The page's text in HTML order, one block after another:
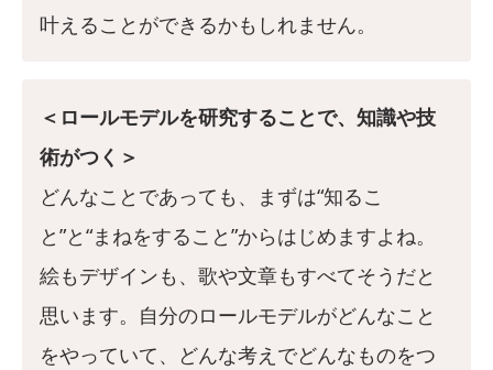
叶えることができるかもしれません。
＜ロールモデルを研究することで、知識や技
術がつく＞
どんなことであっても、まずは“知るこ
と”と“まねをすること”からはじめますよね。
絵もデザインも、歌や文章もすべてそうだと
思います。自分のロールモデルがどんなこと
をやっていて、どんな考えでどんなものをつ